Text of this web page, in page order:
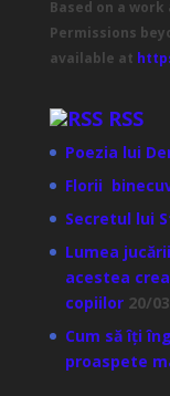
Based on a work
Permissions
available at
RSS
Poezia lui
Florii
Secretul lui
Lumea
acestea
copiilor 20/
Cum să îți
proaspete